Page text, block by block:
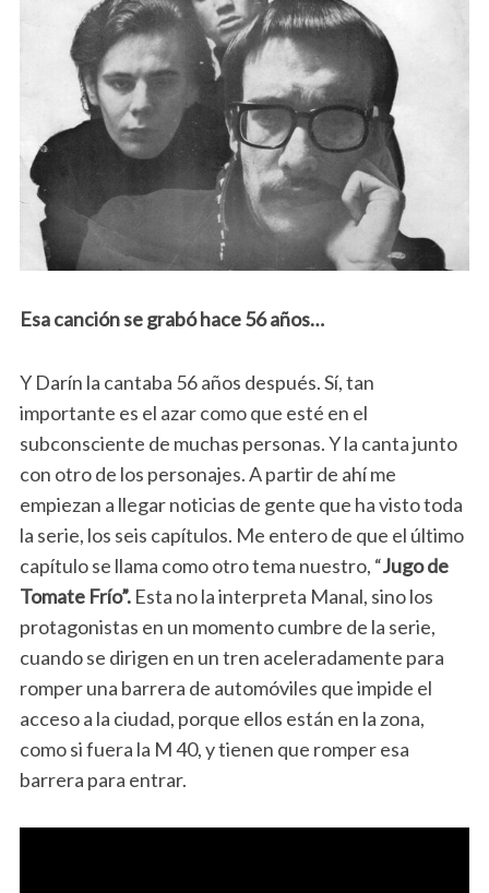
Esa canción se grabó hace 56 años…
Y Darín la cantaba 56 años después. Sí, tan
importante es el azar como que esté en el
subconsciente de muchas personas. Y la canta junto
con otro de los personajes. A partir de ahí me
empiezan a llegar noticias de gente que ha visto toda
la serie, los seis capítulos. Me entero de que el último
capítulo se llama como otro tema nuestro, “Jugo de
Tomate Frío”.Esta no la interpreta Manal, sino los
protagonistas en un momento cumbre de la serie,
cuando se dirigen en un tren aceleradamente para
romper una barrera de automóviles que impide el
acceso a la ciudad, porque ellos están en la zona,
como si fuera la M 40, y tienen que romper esa
barrera para entrar.